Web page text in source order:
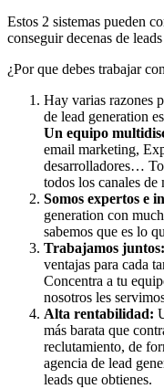
Estos 2 sistemas pueden
conseguir decenas de
¿Por que debes trabajar
Hay varias razones
de lead generation
Un equipo
email marketing,
desarrolladores…
todos los canales
Somos expertos e
generation con
sabemos que es lo
Trabajamos juntos:
ventajas para cada
Concentra a tu
nosotros les
Alta rentabilidad:
más barata que
reclutamiento, de
agencia de lead
leads que obtienes.